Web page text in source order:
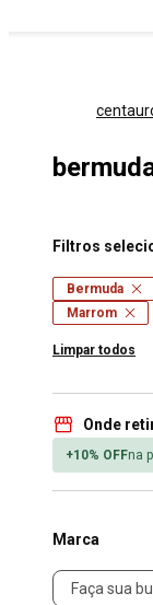
Filtros
Bermuda
Marrom
Limpar todos
Onde
+10% OFFna
Marca
Marca